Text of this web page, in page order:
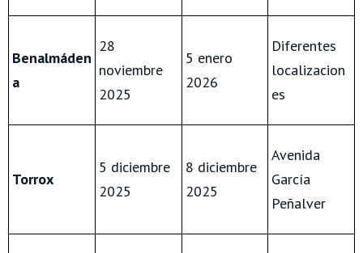
Benalmáden
a
28
noviembre
2025
5 enero
2026
Diferentes
localizacion
es
Torrox
5 diciembre
2025
8 diciembre
2025
Avenida
García
Peñalver